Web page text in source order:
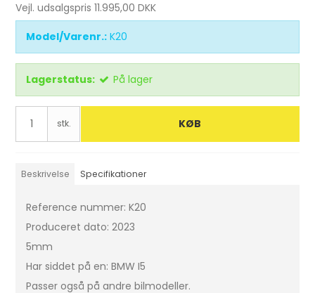
Vejl. udsalgspris 11.995,00 DKK
Model/Varenr.: K20
Lagerstatus: På lager
stk. KØB
Beskrivelse Specifikationer
Reference nummer: K20
Produceret dato: 2023
5mm
Har siddet på en: BMW I5
Passer også på andre bilmodeller.